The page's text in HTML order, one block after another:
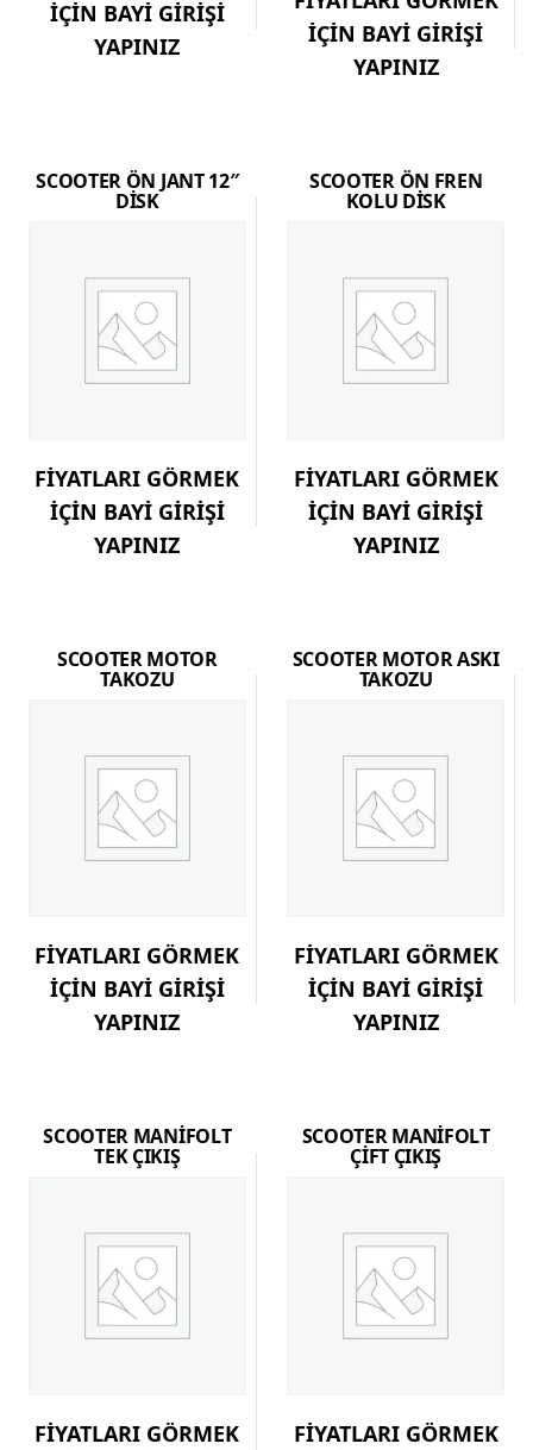
İÇİN BAYİ GİRİŞİ
YAPINIZ
İÇİN BAYİ GİRİŞİ
YAPINIZ
SCOOTER ÖN JANT 12″
DİSK
FİYATLARI GÖRMEK
İÇİN BAYİ GİRİŞİ
YAPINIZ
SCOOTER ÖN FREN
KOLU DİSK
FİYATLARI GÖRMEK
İÇİN BAYİ GİRİŞİ
YAPINIZ
SCOOTER MOTOR
TAKOZU
FİYATLARI GÖRMEK
İÇİN BAYİ GİRİŞİ
YAPINIZ
SCOOTER MOTOR ASKI
TAKOZU
FİYATLARI GÖRMEK
İÇİN BAYİ GİRİŞİ
YAPINIZ
SCOOTER MANİFOLT
TEK ÇIKIŞ
FİYATLARI GÖRMEK
SCOOTER MANİFOLT
ÇİFT ÇIKIŞ
FİYATLARI GÖRMEK